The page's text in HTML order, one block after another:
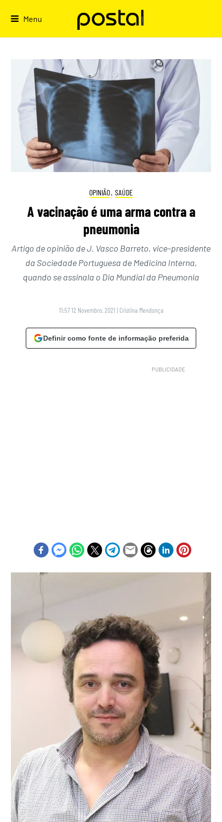
Menu
OPINIÃO, SAÚDE
A vacinação é uma arma contra a
pneumonia
Artigo de opinião de J. Vasco Barreto, vice-presidente
da Sociedade Portuguesa de Medicina Interna,
quando se assinala o Dia Mundial da Pneumonia
11:57 12 Novembro, 2021 | Cristina Mendonça
Definir como fonte de informação preferida